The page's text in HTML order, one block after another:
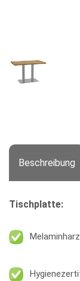
Beschreibung
Tischplatte: